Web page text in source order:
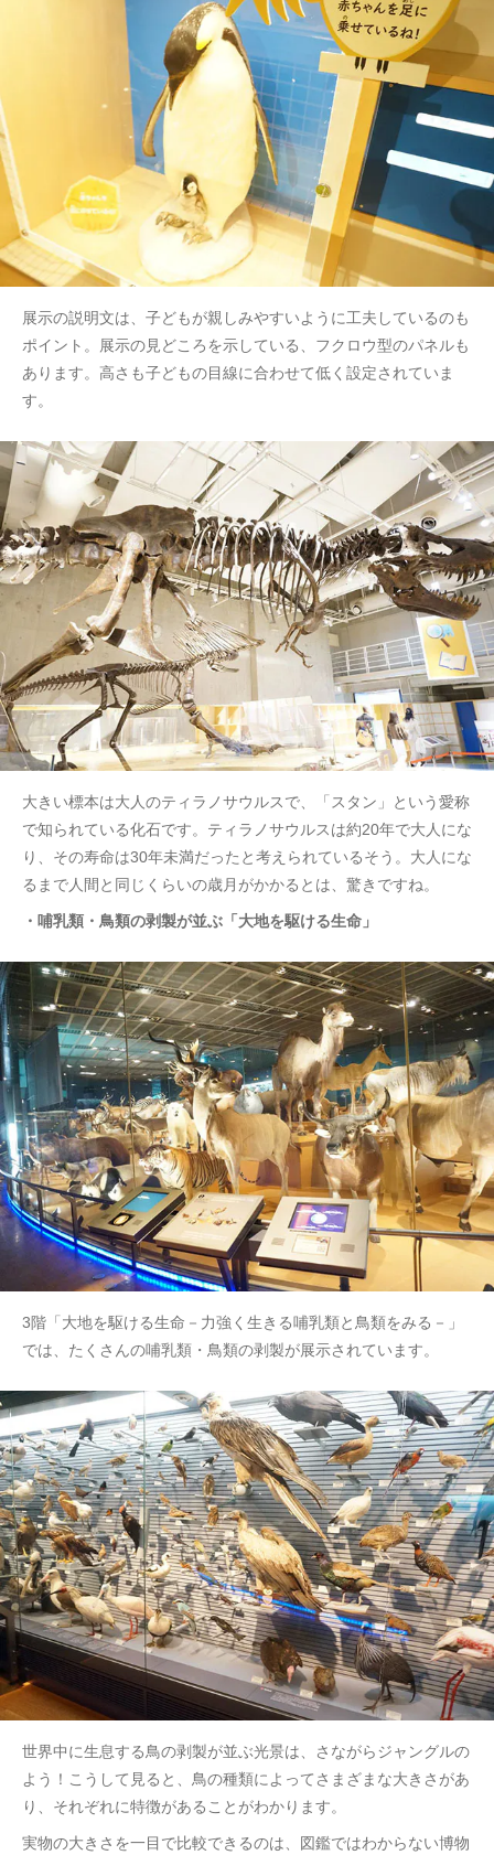
展示の説明文は、子どもが親しみやすいように工夫しているのも
ポイント。展示の見どころを示している、フクロウ型のパネルも
あります。高さも子どもの目線に合わせて低く設定されていま
す。
大きい標本は大人のティラノサウルスで、「スタン」という愛称
で知られている化石です。ティラノサウルスは約20年で大人にな
り、その寿命は30年未満だったと考えられているそう。大人にな
るまで人間と同じくらいの歳月がかかるとは、驚きですね。
・哺乳類・鳥類の剥製が並ぶ「大地を駆ける生命」
3階「大地を駆ける生命－力強く生きる哺乳類と鳥類をみる－」
では、たくさんの哺乳類・鳥類の剥製が展示されています。
世界中に生息する鳥の剥製が並ぶ光景は、さながらジャングルの
よう！こうして見ると、鳥の種類によってさまざまな大きさがあ
り、それぞれに特徴があることがわかります。
実物の大きさを一目で比較できるのは、図鑑ではわからない博物